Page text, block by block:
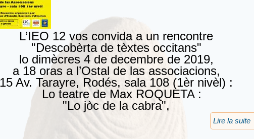
L’IEO 12 vos convida a un rencontre
"Descobèrta de tèxtes occitans"
lo dimècres 4 de decembre de 2019,
a 18 oras a l’Ostal de las associacions,
15 Av. Tarayre, Rodés, sala 108 (1èr nivèl) :
Lo teatre de Max ROQUETA :
"Lo jòc de la cabra",
Lire la suite